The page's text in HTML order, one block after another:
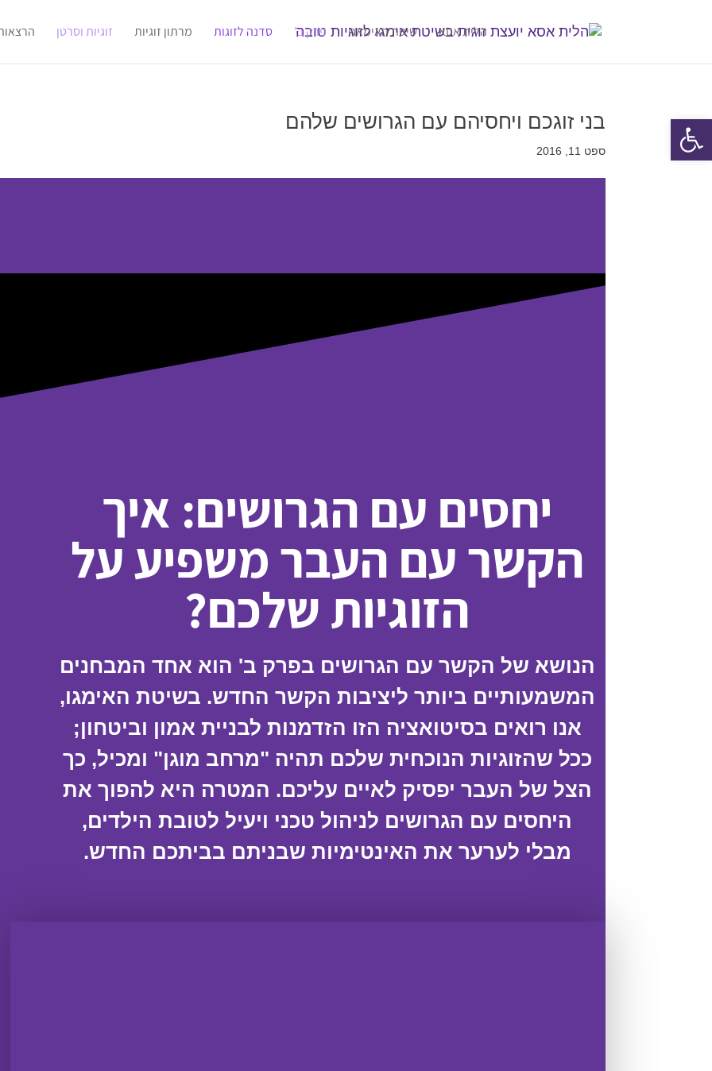
הלית אסא שיטת האימאגו פרק ב' סדנה לזוגות מרתון זוגיות זוגיות וסרטן
בני זוגכם ויחסיהם עם הגרושים שלהם
ספט 11, 2016
יחסים עם הגרושים: איך
הקשר עם העבר משפיע על
הזוגיות שלכם?
הנושא של הקשר עם הגרושים בפרק ב' הוא אחד המבחנים
המשמעותיים ביותר ליציבות הקשר החדש. בשיטת האימגו,
אנו רואים בסיטואציה הזו הזדמנות לבניית אמון וביטחון;
ככל שהזוגיות הנוכחית שלכם תהיה "מרחב מוגן" ומכיל, כך
הצל של העבר יפסיק לאיים עליכם. המטרה היא להפוך את
היחסים עם הגרושים לניהול טכני ויעיל לטובת הילדים,
מבלי לערער את האינטימיות שבניתם בביתכם החדש.
פתח סרגל נגישות